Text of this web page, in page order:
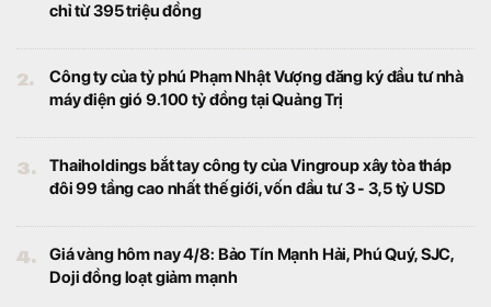
Giá đồng đã tăng vọt lên mức cao kỷ lục
trong phiên ngày 6/8. Tuy nhiên, đợt tăng
giá diễn ra trong bối cảnh phức tạp khiến
thước đo sức khỏe kinh tế đáng tin cậy này
Giá vàng vọt lên cao nhất gần 2 tháng, quỹ vàng lớn
nhất thế giới tiếp tục "gom hàng"
Động thái gia tăng nắm giữ diễn ra trong bối
cảnh giá vàng thế giới đang ở vùng cao